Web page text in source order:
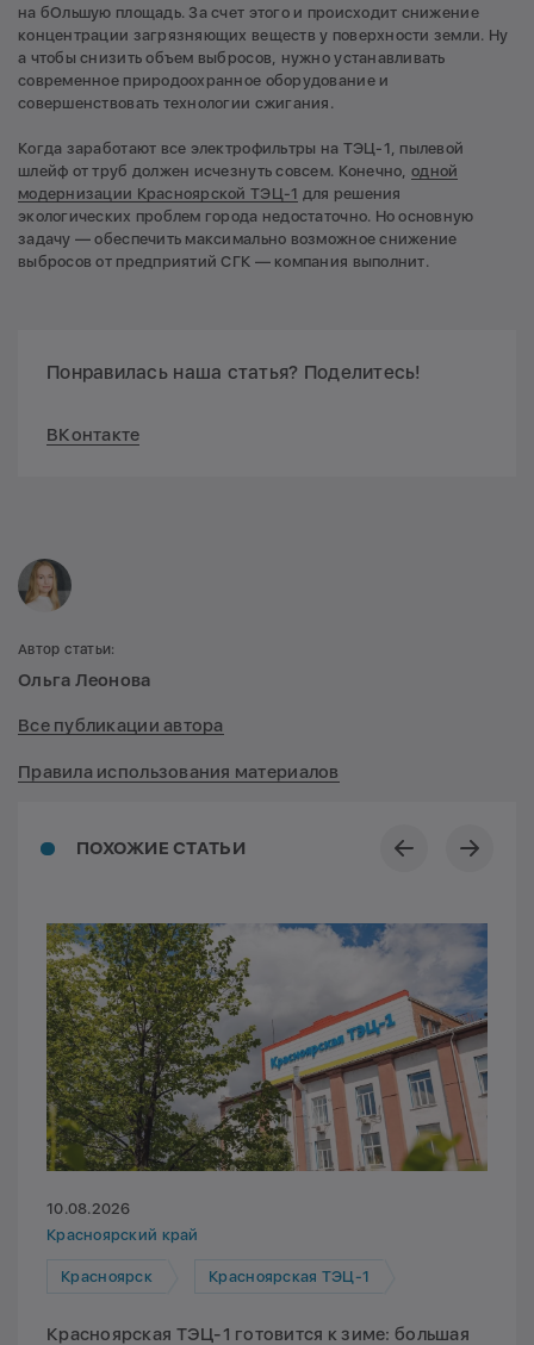
на бОльшую площадь. За счет этого и происходит снижение
концентрации загрязняющих веществ у поверхности земли. Ну
а чтобы снизить объем выбросов, нужно устанавливать
современное природоохранное оборудование и
совершенствовать технологии сжигания.
Когда заработают все электрофильтры на ТЭЦ-1, пылевой
шлейф от труб должен исчезнуть совсем. Конечно, одной
модернизации Красноярской ТЭЦ-1 для решения
экологических проблем города недостаточно. Но основную
задачу — обеспечить максимально возможное снижение
выбросов от предприятий СГК — компания выполнит.
Понравилась наша статья? Поделитесь!
ВКонтакте
ПОХОЖИЕ СТАТЬИ
10.08.2026
Красноярский край
Красноярск Красноярская ТЭЦ-1
Красноярская ТЭЦ-1 готовится к зиме: большая
Автор статьи:
Ольга Леонова
Все публикации автора
Правила использования материалов